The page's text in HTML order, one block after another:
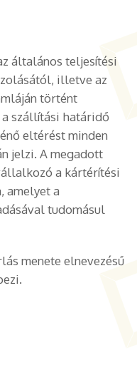
általános teljesítési
illetve az
történt
a szállítási határidő
eltérést minden
jelzi. A megadott
a kártérítési
amelyet a
tudomásul
menete elnevezésű